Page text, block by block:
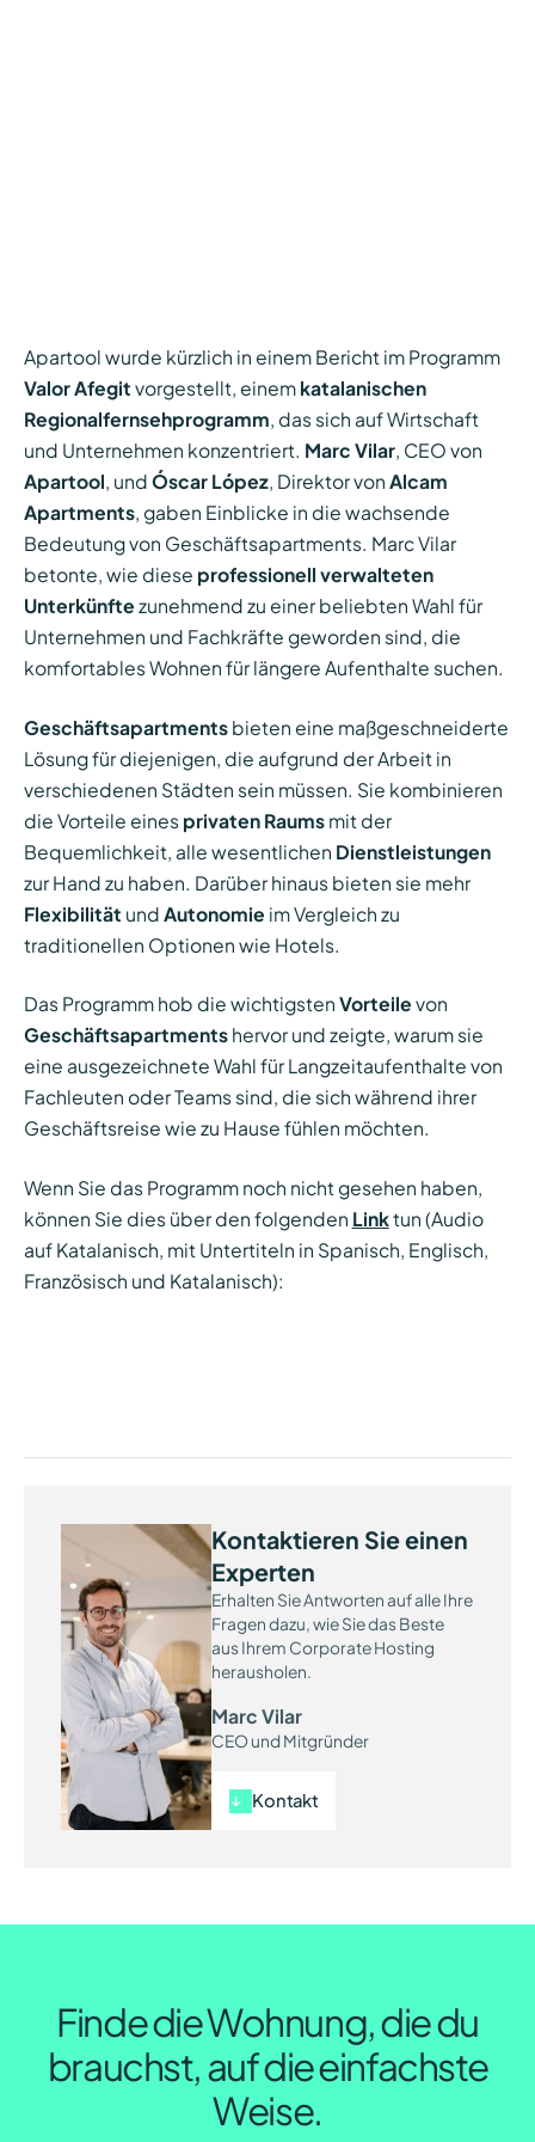
Apartool wurde kürzlich in einem Bericht im Programm
Valor Afegit vorgestellt, einem katalanischen
Regionalfernsehprogramm, das sich auf Wirtschaft
und Unternehmen konzentriert. Marc Vilar, CEO von
Apartool, und Óscar López, Direktor von Alcam
Apartments, gaben Einblicke in die wachsende
Bedeutung von Geschäftsapartments. Marc Vilar
betonte, wie diese professionell verwalteten
Unterkünfte zunehmend zu einer beliebten Wahl für
Unternehmen und Fachkräfte geworden sind, die
komfortables Wohnen für längere Aufenthalte suchen.
Geschäftsapartmentsbieten eine maßgeschneiderte
Lösung für diejenigen, die aufgrund der Arbeit in
verschiedenen Städten sein müssen. Sie kombinieren
die Vorteile eines privaten Raumsmit der
Bequemlichkeit, alle wesentlichen Dienstleistungen
zur Hand zu haben. Darüber hinaus bieten sie mehr
Flexibilität und Autonomie im Vergleich zu
traditionellen Optionen wie Hotels.
Das Programm hob die wichtigsten Vorteile von
Geschäftsapartmentshervor und zeigte, warum sie
eine ausgezeichnete Wahl für Langzeitaufenthalte von
Fachleuten oder Teams sind, die sich während ihrer
Geschäftsreise wie zu Hause fühlen möchten.
Wenn Sie das Programm noch nicht gesehen haben,
können Sie dies über den folgenden Linktun (Audio
auf Katalanisch, mit Untertiteln in Spanisch, Englisch,
Französisch und Katalanisch):
Kontaktieren Sie einen
Experten
Erhalten Sie Antworten auf alle Ihre
Fragen dazu, wie Sie das Beste
aus Ihrem Corporate Hosting
herausholen.
Marc Vilar
CEO und Mitgründer
Kontakt
Finde die Wohnung, die du
brauchst, auf die einfachste
Weise.